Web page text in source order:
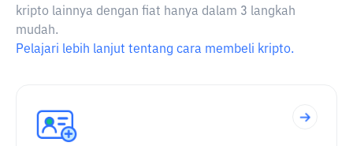
kripto lainnya dengan fiat hanya dalam 3 langkah
mudah.
Pelajari lebih lanjut tentang cara membeli kripto.